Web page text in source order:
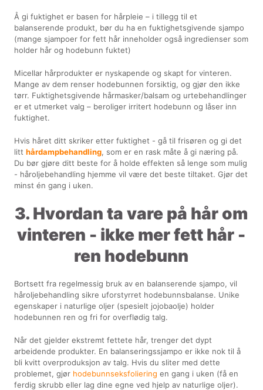
Å gi fuktighet er basen for hårpleie – i tillegg til et
balanserende produkt, bør du ha en fuktighetsgivende sjampo
(mange sjampoer for fett hår inneholder også ingredienser som
holder hår og hodebunn fuktet)
Micellar hårprodukter er nyskapende og skapt for vinteren.
Mange av dem renser hodebunnen forsiktig, og gjør den ikke
tørr. Fuktighetsgivende hårmasker/balsam og urtebehandlinger
er et utmerket valg – beroliger irritert hodebunn og låser inn
fuktighet.
Hvis håret ditt skriker etter fuktighet - gå til frisøren og gi det
litthårdampbehandling, som er en rask måte å gi næring på.
Du bør gjøre ditt beste for å holde effekten så lenge som mulig
- håroljebehandling hjemme vil være det beste tiltaket. Gjør det
minst én gang i uken.
3. Hvordan ta vare på hår om
vinteren - ikke mer fett hår -
ren hodebunn
Bortsett fra regelmessig bruk av en balanserende sjampo, vil
håroljebehandling sikre uforstyrret hodebunnsbalanse. Unike
egenskaper i naturlige oljer (spesielt jojobaolje) holder
hodebunnen ren og fri for overflødig talg.
Når det gjelder ekstremt fettete hår, trenger det dypt
arbeidende produkter. En balanseringssjampo er ikke nok til å
bli kvitt overproduksjon av talg. Hvis du sliter med dette
problemet, gjør hodebunnseksfoliering en gang i uken (få en
ferdig skrubb eller lag dine egne ved hjelp av naturlige oljer).